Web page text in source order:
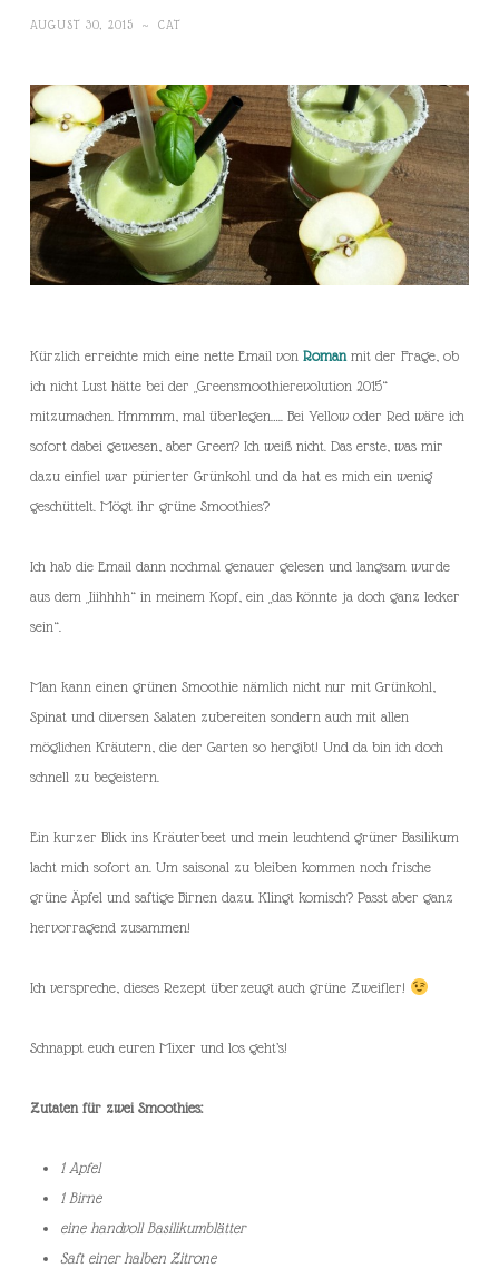
AUGUST 30, 2015 ~ CAT
Kürzlich erreichte mich eine nette Email von Romanmit der Frage, ob
ich nicht Lust hätte bei der „Greensmoothierevolution 2015“
mitzumachen. Hmmmm, mal überlegen….. Bei Yellow oder Red wäre ich
sofort dabei gewesen, aber Green? Ich weiß nicht. Das erste, was mir
dazu einfiel war pürierter Grünkohl und da hat es mich ein wenig
geschüttelt. Mögt ihr grüne Smoothies?
Ich hab die Email dann nochmal genauer gelesen und langsam wurde
aus dem „Iiihhhh“ in meinem Kopf, ein „das könnte ja doch ganz lecker
sein“.
Man kann einen grünen Smoothie nämlich nicht nur mit Grünkohl,
Spinat und diversen Salaten zubereiten sondern auch mit allen
möglichen Kräutern, die der Garten so hergibt! Und da bin ich doch
schnell zu begeistern.
Ein kurzer Blick ins Kräuterbeet und mein leuchtend grüner Basilikum
lacht mich sofort an. Um saisonal zu bleiben kommen noch frische
grüne Äpfel und saftige Birnen dazu. Klingt komisch? Passt aber ganz
hervorragend zusammen!
Ich verspreche, dieses Rezept überzeugt auch grüne Zweifler!
Schnappt euch euren Mixer und los geht’s!
Zutaten für zwei Smoothies:
1 Apfel
1 Birne
eine handvoll Basilikumblätter
Saft einer halben Zitrone